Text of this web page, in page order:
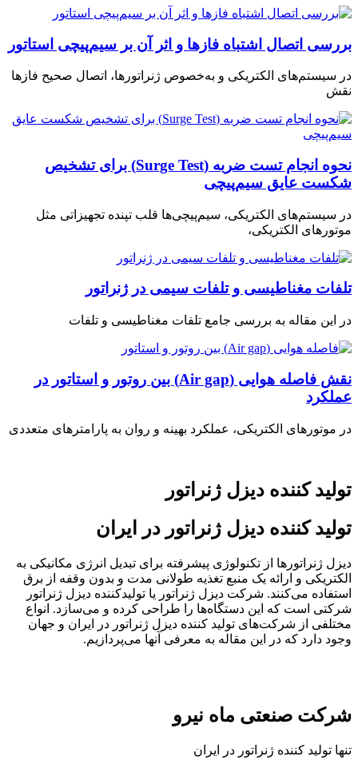
بررسی اتصال اشتباه فازها و اثر آن بر سیم‌پیچی استاتور
در سیستم‌های الکتریکی و به‌خصوص ژنراتورها، اتصال صحیح فازها
نقش
نحوه انجام تست ضربه (Surge Test) برای تشخیص
شکست عایق سیم‌پیچی
در سیستم‌های الکتریکی، سیم‌پیچی‌ها قلب تپنده تجهیزاتی مثل
موتورهای الکتریکی،
تلفات مغناطیسی و تلفات سیمی در ژنراتور
در این مقاله به بررسی جامع تلفات مغناطیسی و تلفات
نقش فاصله هوایی (Air gap) بین روتور و استاتور در
عملکرد
در موتورهای الکتریکی، عملکرد بهینه و روان به پارامترهای متعددی
تولید کننده دیزل ژنراتور
تولید کننده دیزل ژنراتور در ایران
دیزل ژنراتورها از تکنولوژی پیشرفته برای تبدیل انرژی مکانیکی به
الکتریکی و ارائه یک منبع تغذیه طولانی مدت و بدون وقفه از برق
استفاده می‌کنند. شرکت دیزل ژنراتور یا تولیدکننده دیزل ژنراتور
شرکتی است که این دستگاه‌ها را طراحی کرده و می‌سازد. انواع
مختلفی از شرکت‌های تولید کننده دیزل ژنراتور در ایران و جهان
وجود دارد که در این مقاله به معرفی آنها می‌پردازیم.
شرکت صنعتی ماه نیرو
تنها تولید کننده ژنراتور در ایران